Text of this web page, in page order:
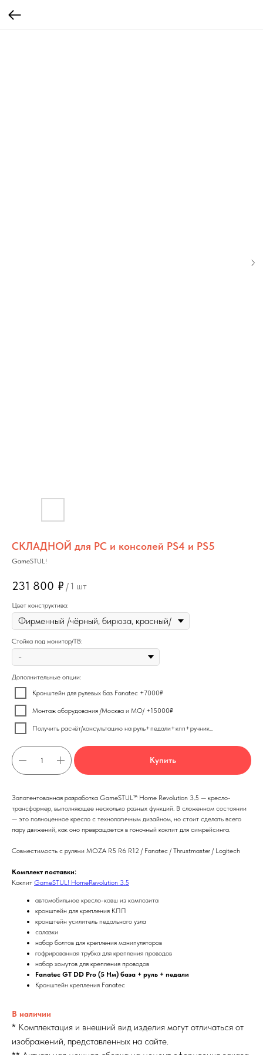
СКЛАДНОЙ для PC и консолей PS4 и PS5
GameSTUL!
231 800 ₽ / 1 шт
Цвет конструктива:
Стойка под монитор/ТВ:
Дополнительные опции:
Кронштейн для рулевых баз Fanatec +7000₽
Монтаж оборудования /Москва и МО/ +15000₽
Получить расчёт/консультацию на руль+педали+кпп+ручник...
Купить
Запатентованная разработка GameSTUL™ Home Revolution 3.5 — кресло-
трансформер, выполняющее несколько разных функций. В сложенном состоянии
— это полноценное кресло с технологичным дизайном, но стоит сделать всего
пару движений, как оно превращается в гоночный кокпит для симрейсинга.
Совместимость с рулями MOZA R5 R6 R12 / Fanatec / Thrustmaster / Logitech
Комплект поставки:
Кокпит GameSTUL! HomeRevolution 3.5
автомобильное кресло-ковш из композита
кронштейн для крепления КПП
кронштейн усилитель педального узла
салазки
набор болтов для крепления манипуляторов
гофрированная трубка для крепления проводов
набор хомутов для крепления проводов
Fanatec GT DD Pro (5 Нм) база + руль + педали
Кронштейн крепления Fanatec
В наличии
* Комплектация и внешний вид изделия могут отличаться от
изображений, представленных на сайте.